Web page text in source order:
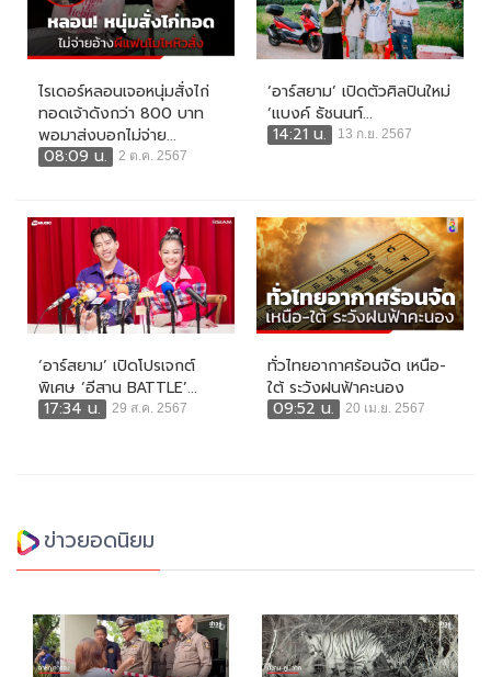
ไรเดอร์หลอนเจอหนุ่มสั่งไก่
ทอดเจ้าดังกว่า 800 บาท
พอมาส่งบอกไม่จ่าย...
08:09 น.
2 ต.ค. 2567
‘อาร์สยาม’ เปิดตัวศิลปินใหม่
‘แบงค์ ธัชนนท์...
14:21 น.
13 ก.ย. 2567
‘อาร์สยาม’ เปิดโปรเจกต์
พิเศษ ‘อีสาน BATTLE’...
17:34 น.
29 ส.ค. 2567
ทั่วไทยอากาศร้อนจัด เหนือ-
ใต้ ระวังฝนฟ้าคะนอง
09:52 น.
20 เม.ย. 2567
ข่าวยอดนิยม